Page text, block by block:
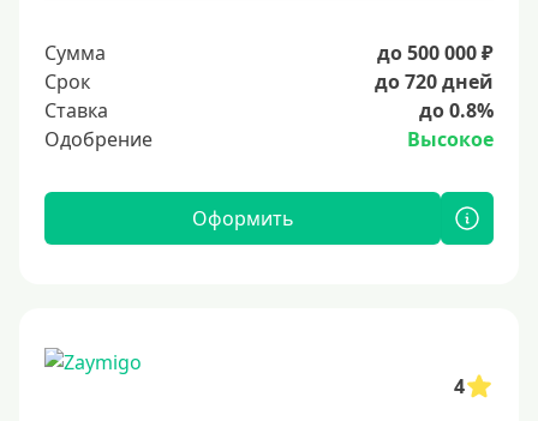
Сумма
до 500 000 ₽
Срок
до 720 дней
Ставка
до 0.8%
Одобрение
Высокое
Оформить
4